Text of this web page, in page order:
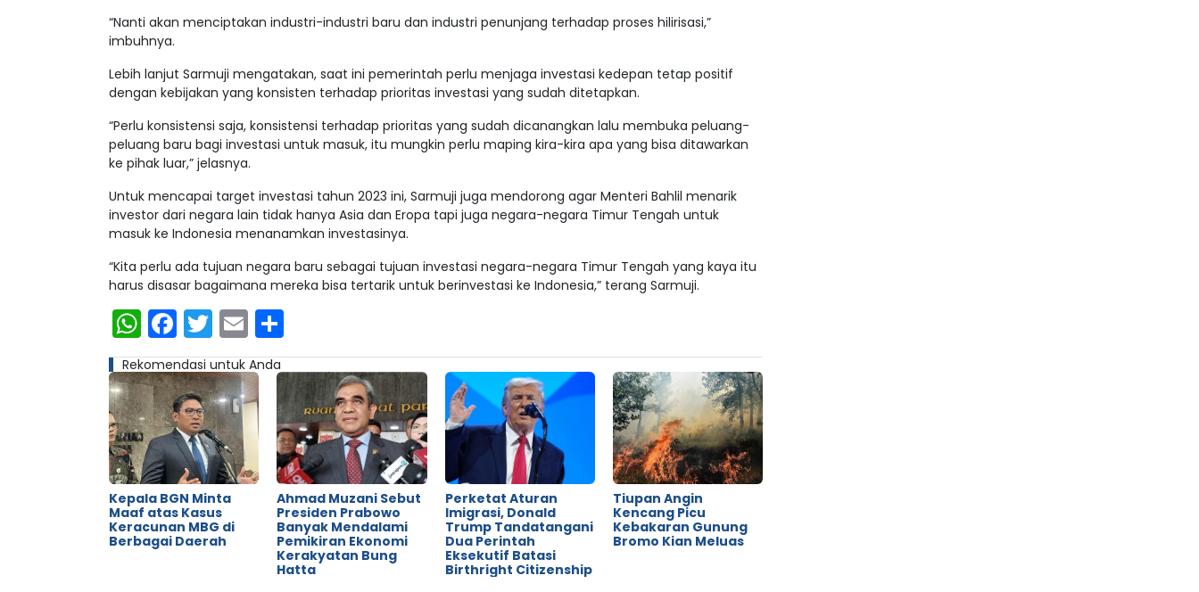
“Nanti akan menciptakan industri-industri baru dan industri penunjang terhadap proses hilirisasi,”
imbuhnya.
Lebih lanjut Sarmuji mengatakan, saat ini pemerintah perlu menjaga investasi kedepan tetap positif
dengan kebijakan yang konsisten terhadap prioritas investasi yang sudah ditetapkan.
“Perlu konsistensi saja, konsistensi terhadap prioritas yang sudah dicanangkan lalu membuka peluang-
peluang baru bagi investasi untuk masuk, itu mungkin perlu maping kira-kira apa yang bisa ditawarkan
ke pihak luar,” jelasnya.
Untuk mencapai target investasi tahun 2023 ini, Sarmuji juga mendorong agar Menteri Bahlil menarik
investor dari negara lain tidak hanya Asia dan Eropa tapi juga negara-negara Timur Tengah untuk
masuk ke Indonesia menanamkan investasinya.
“Kita perlu ada tujuan negara baru sebagai tujuan investasi negara-negara Timur Tengah yang kaya itu
harus disasar bagaimana mereka bisa tertarik untuk berinvestasi ke Indonesia,” terang Sarmuji.
WhatsApp
Facebook
Twitter
Email
Rekomendasi untuk Anda
Kepala BGN Minta
Maaf atas Kasus
Keracunan MBG di
Berbagai Daerah
Ahmad Muzani Sebut
Presiden Prabowo
Banyak Mendalami
Pemikiran Ekonomi
Kerakyatan Bung
Hatta
Perketat Aturan
Imigrasi, Donald
Trump Tandatangani
Dua Perintah
Eksekutif Batasi
Birthright Citizenship
Tiupan Angin
Kencang Picu
Kebakaran Gunung
Bromo Kian Meluas